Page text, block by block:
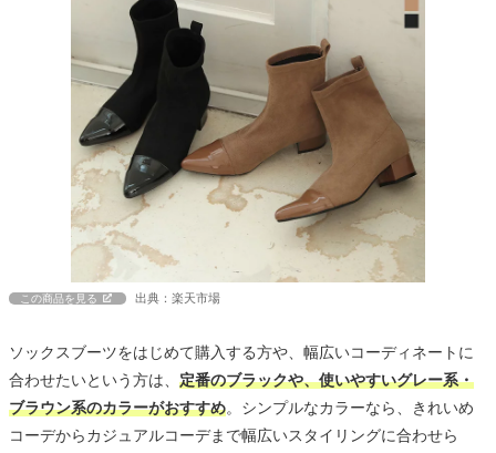
この商品を見る 出典：楽天市場
ソックスブーツをはじめて購入する方や、幅広いコーディネートに
合わせたいという方は、 定番のブラックや、使いやすいグレー系・
ブラウン系のカラーがおすすめ。シンプルなカラーなら、きれいめ
コーデからカジュアルコーデまで幅広いスタイリングに合わせら